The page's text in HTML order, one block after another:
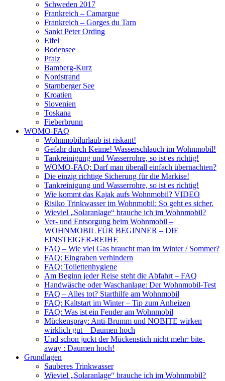
Schweden 2017
Frankreich – Camargue
Frankreich – Gorges du Tarn
Sankt Peter Ording
Eifel
Bodensee
Pfalz
Bamberg-Kurz
Nordstrand
Starnberger See
Kroatien
Slovenien
Toskana
Fieberbrunn
WOMO-FAQ
Wohnmobilurlaub ist riskant!
Gefahr durch Keime! Wasserschlauch im Wohnmobil!
Tankreinigung und Wasserrohre, so ist es richtig!
WOMO-FAQ: Darf man überall einfach übernachten?
Die einzig richtige Sicherung für die Markise!
Tankreinigung und Wasserrohre, so ist es richtig!
Wie kommt das Kajak aufs Wohnmobil? VIDEO
Risiko Trinkwasser im Wohnmobil: So geht es sicher.
Wieviel „Solaranlage“ brauche ich im Wohnmobil?
Ver- und Entsorgung beim Wohnmobil –
WOHNMOBIL FÜR BEGINNER – DIE
EINSTEIGER-REIHE
FAQ – Wie viel Gas braucht man im Winter / Sommer?
FAQ: Eingraben verhindern
FAQ: Toilettenhygiene
Am Beginn jeder Reise steht die Abfahrt – FAQ
Handwäsche oder Waschanlage: Der Wohnmobil-Test
FAQ – Alles tot? Starthilfe am Wohnmobil
FAQ: Kaltstart im Winter – Tip zum Anheizen
FAQ: Was ist ein Fender am Wohnmobil
Mückenspray: Anti-Brumm und NOBITE wirken
wirklich gut – Daumen hoch
Und schon juckt der Mückenstich nicht mehr: bite-
away : Daumen hoch!
Grundlagen
Sauberes Trinkwasser
Wieviel „Solaranlage“ brauche ich im Wohnmobil?